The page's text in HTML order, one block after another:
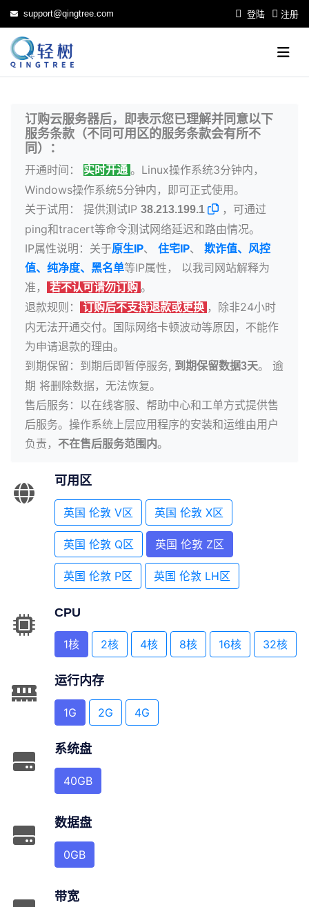
support@qingtree.com 登陆 注册
订购云服务器后，即表示您已理解并同意以下
服务条款（不同可用区的服务条款会有所不
同）：
开通时间：
实时开通 。Linux操作系统3分钟内，
Windows操作系统5分钟内，即可正式使用。
关于试用： 提供测试IP 38.213.199.1
，可通过
ping和tracert等命令测试网络延迟和路由情况。
IP属性说明：关于原生IP、 住宅IP、 欺诈值、风控
值、纯净度、黑名单等IP属性， 以我司网站解释为
准，
若不认可请勿订购 。
退款规则：
订购后不支持退款或更换 ，除非24小时
内无法开通交付。国际网络卡顿波动等原因，不能作
为申请退款的理由。
到期保留：到期后即暂停服务, 到期保留数据3天。 逾
期 将删除数据，无法恢复。
售后服务：以在线客服、帮助中心和工单方式提供售
后服务。操作系统上层应用程序的安装和运维由用户
负责，
不在售后服务范围内。
可用区
英国 伦敦 V区 英国 伦敦 X区
英国 伦敦 Q区 英国 伦敦 Z区
英国 伦敦 P区 英国 伦敦 LH区
CPU
1核 2核 4核 8核 16核 32核
运行内存
1G 2G 4G
系统盘
40GB
数据盘
0GB
带宽